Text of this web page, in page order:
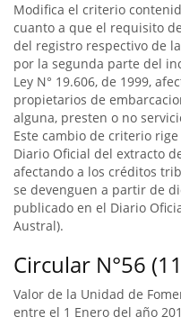
Modifica el criterio
cuanto a que el requisito
del registro respectivo de
por la segunda parte del
Ley N° 19.606, de 1999,
propietarios de
alguna, presten o no
Este cambio de criterio
Diario Oficial del extracto
afectando a los créditos
se devenguen a partir de
publicado en el Diario
Austral).
Circular N°56
Valor de la Unidad de
entre el 1 Enero del año